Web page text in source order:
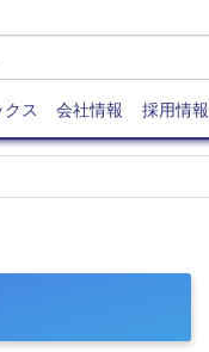
ス 会社情報 採用情報